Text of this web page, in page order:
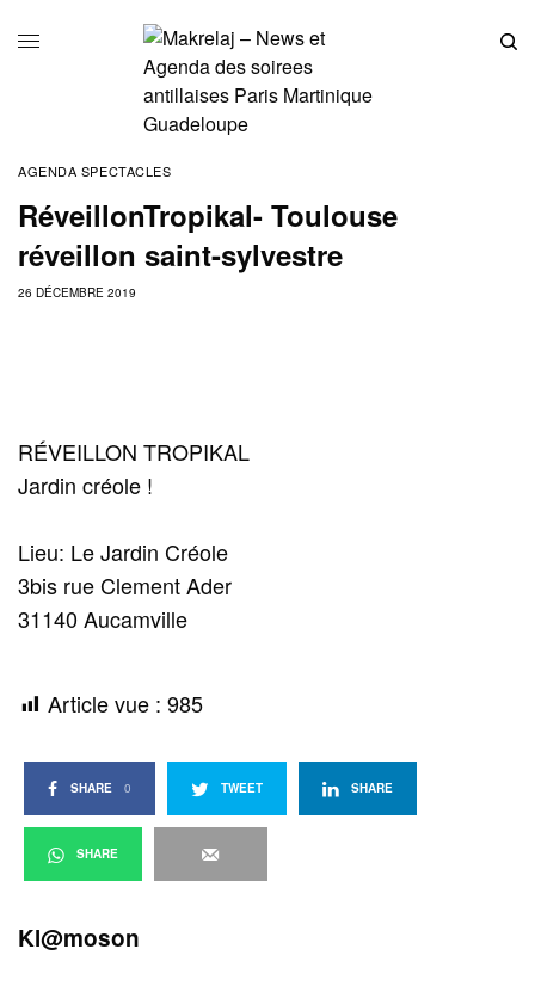
AGENDA SPECTACLES
RéveillonTropikal- Toulouse
réveillon saint-sylvestre
26 DÉCEMBRE 2019
RÉVEILLON TROPIKAL
Jardin créole !
Lieu: Le Jardin Créole
3bis rue Clement Ader
31140 Aucamville
Article vue : 985
SHARE 0 TWEET SHARE
SHARE
Kl@moson